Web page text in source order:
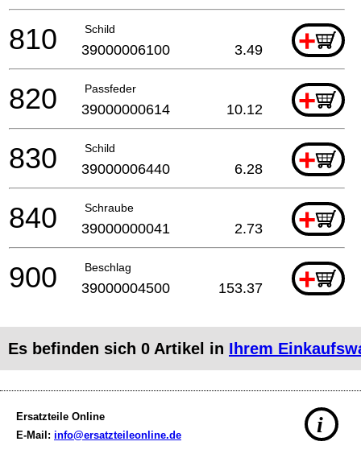
Schild +
810 39000006100 3.49
Passfeder +
820 39000000614 10.12
Schild +
830 39000006440 6.28
Schraube +
840 39000000041 2.73
Beschlag +
900 39000004500 153.37
Es befinden sich 0 Artikel in Ihrem
Ersatzteile Online
E-Mail: info@ersatzteileonline.de i